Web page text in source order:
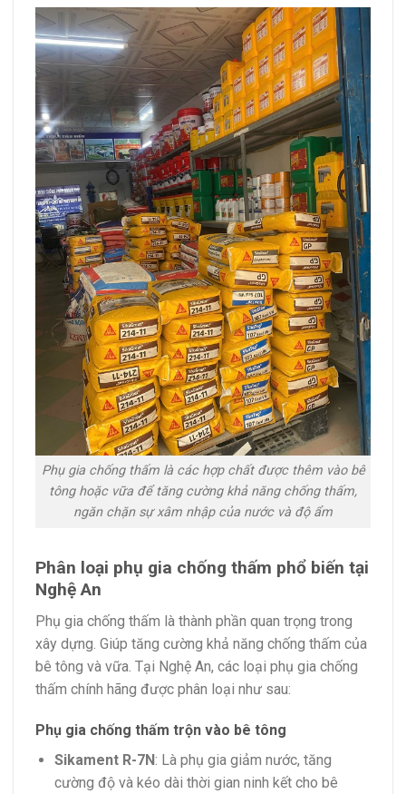
Phụ gia chống thấm là các hợp chất được thêm vào bê
tông hoặc vữa để tăng cường khả năng chống thấm,
ngăn chặn sự xâm nhập của nước và độ ẩm
Phân loại phụ gia chống thấm phổ biến tại
Nghệ An
Phụ gia chống thấm là thành phần quan trọng trong
xây dựng. Giúp tăng cường khả năng chống thấm của
bê tông và vữa. Tại Nghệ An, các loại phụ gia chống
thấm chính hãng được phân loại như sau:
Phụ gia chống thấm trộn vào bê tông
Sikament R-7N: Là phụ gia giảm nước, tăng
cường độ và kéo dài thời gian ninh kết cho bê